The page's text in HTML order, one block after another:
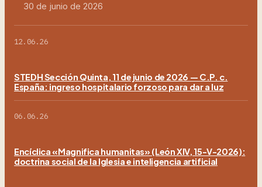
30 de junio de 2026
12.06.26
STEDH Sección Quinta, 11 de junio de 2026 — C.P. c.
España: ingreso hospitalario forzoso para dar a luz
06.06.26
Encíclica «Magnifica humanitas» (León XIV, 15-V-2026):
doctrina social de la Iglesia e inteligencia artificial